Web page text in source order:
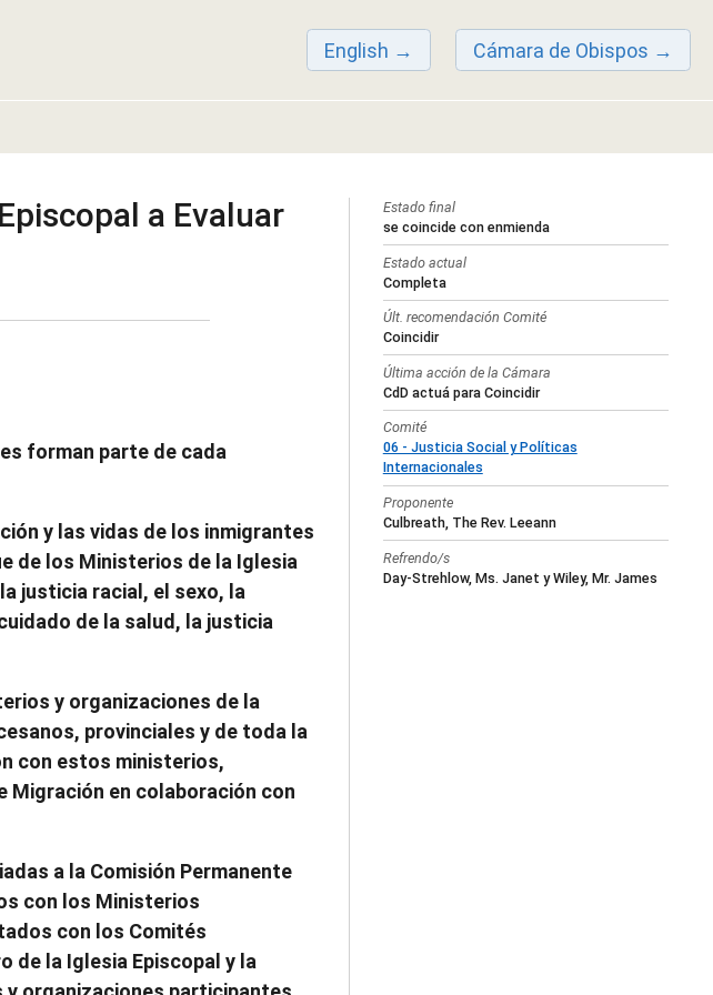
English Cámara de Obispos
a Evaluar
forman parte de cada
y las vidas de los inmigrantes
de los Ministerios de la Iglesia
justicia racial, el sexo, la
de la salud, la justicia
y organizaciones de la
provinciales y de toda la
con estos ministerios,
Migración en colaboración con
a la Comisión Permanente
con los Ministerios
con los Comités
de la Iglesia Episcopal y la
Estado final
se coincide con enmienda
Estado actual
Completa
Últ. recomendación Comité
Coincidir
Última acción de la Cámara
CdD actuá para Coincidir
Comité
06 - Justicia Social y Políticas
Internacionales
Proponente
Culbreath, The Rev. Leeann
Refrendo/s
Day-Strehlow, Ms. Janet y Wiley, Mr. James